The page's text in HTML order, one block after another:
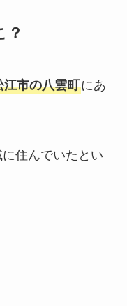
？
江市の八雲町にあ
住んでいたとい